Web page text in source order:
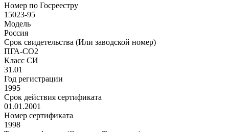
Номер по Госреестру
15023-95
Модель
Россия
Срок свидетельства (Или заводской номер)
ПГА-СО2
Класс СИ
31.01
Год регистрации
1995
Срок действия сертификата
01.01.2001
Номер сертификата
1998